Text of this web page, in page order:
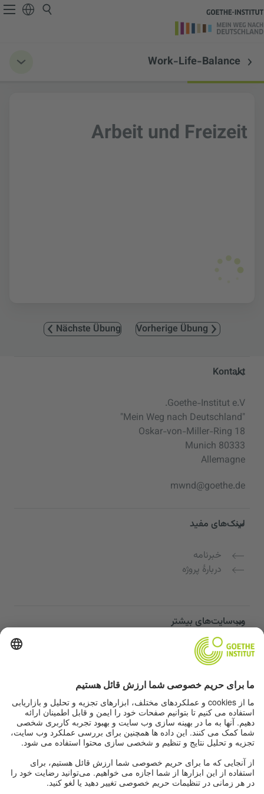
Work-Life-Balance
Arbeit und Freizeit
Vorherige Übung
Nächste Übung
Service- und Informationsbereich
Kontakt
Goethe-Institut e.V.
"Mein Weg nach Deutschland"
Oskar-von-Miller-Ring 18
80333 Munich
Allemagne
mwnd@goethe.de
لینک‌های مفید
خبرنامه
دربارهٔ پروژه
وب‌سایت‌های بیشتر
Community “Deutsch für dich”
تمرین زبان آلمانی به صورت رایگان
دوره‌های زبان آلمانی مؤسسه گوته
پورتال معلمان "Deutschstunde"
حریم خصوصی و دسترسی‌پذیری
تنظیمات حریم خصوصی